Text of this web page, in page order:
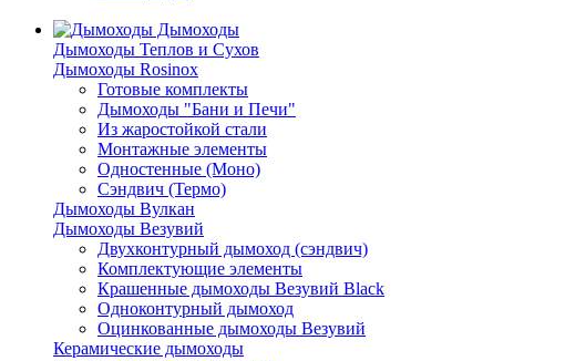
Дымоходы
Дымоходы Теплов и Сухов
Дымоходы Rosinox
Готовые комплекты
Дымоходы "Бани и Печи"
Из жаростойкой стали
Монтажные элементы
Одностенные (Моно)
Сэндвич (Термо)
Дымоходы Вулкан
Дымоходы Везувий
Двухконтурный дымоход (сэндвич)
Комплектующие элементы
Крашенные дымоходы Везувий Black
Одноконтурный дымоход
Оцинкованные дымоходы Везувий
Керамические дымоходы